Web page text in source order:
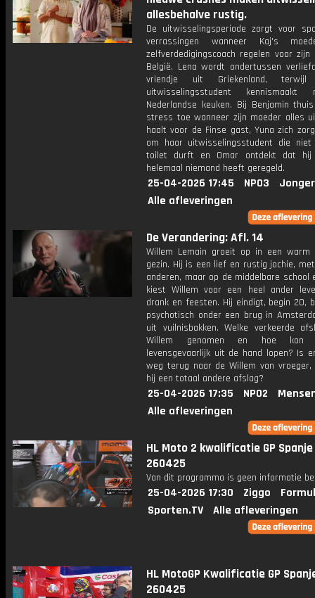
allesbehalve rustig.
De uitwisselingsperiode zorgt voor
verrassingen wanneer Kaj's
zelfverdedigingscoach regelen voor
België. Lena wordt ondertussen
vriendje uit Griekenland, terwijl
uitwisselingsstudent
Nederlandse keuken. Bij Benjamin
stress toe wanneer zijn moeder alles
haalt voor de Finse gast, Yuna zich
om haar uitwisselingsstudent die
toilet durft en Omar ontdekt dat hij
helemaal niemand heeft geregeld.
25-04-2026 17:45 NPO3
Alle afleveringen
De Verandering: Afl. 14
Willem Lemain groeit op in een warm
gezin. Hij is een lief en rustig jochie,
anderen, maar op de middelbare school
kiest Willem voor een heel ander
drank en feesten. Hij eindigt, begin 20,
psychotisch onder een brug in
uit vuilnisbakken. Welke verkeerde
Willem genomen en hoe
levensgevaarlijk uit de hand lopen? Is
weg terug naar de Willem van
hij een totaal andere afslag?
25-04-2026 17:35 NPO2
Alle afleveringen
HL Moto 2 kwalificatie GP Spanje
260425
Van dit programma is geen informatie
25-04-2026 17:30 Ziggo
Sporten.TV
Alle afleveringen
HL MotoGP Kwalificatie GP
260425